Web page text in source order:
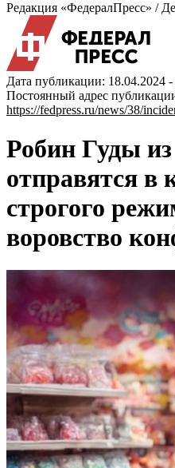
Редакция «ФедералПресс» /
Дата публикации: 18.04.2024 -
Постоянный адрес
https://fedpress.ru/news/38/
Робин Гуды
отправятся в
строгого
воровство